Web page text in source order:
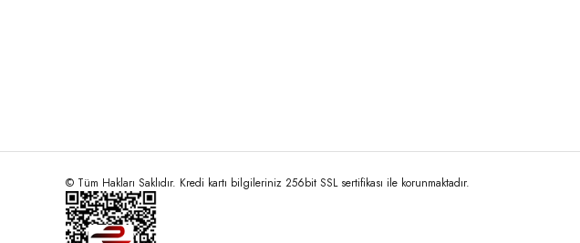
© Tüm Hakları Saklıdır. Kredi kartı bilgileriniz 256bit SSL sertifikası ile korunmaktadır.